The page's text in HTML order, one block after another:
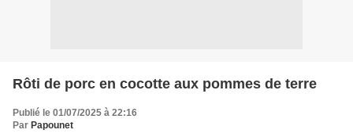
Rôti de porc en cocotte aux pommes de terre
Publié le 01/07/2025 à 22:16
Par Papounet